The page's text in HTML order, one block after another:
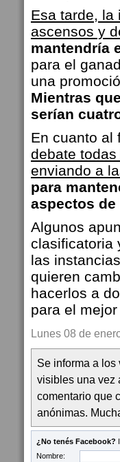
Esa tarde, la
ascensos y
mantendría
para el
una
Mientras
serían
En cuanto al
debate
enviando a
para
aspectos
Algunos
clasificatoria
las
quieren
hacerlos a
para el
Lunes 08 de
Se informa a
visibles una vez
comentario que
anónimas.
¿No tenés Facebook?
Nombre: